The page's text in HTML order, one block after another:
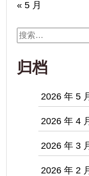
« 5 月
搜
索：
归档
2026 年 5
2026 年 4
2026 年 3
2026 年 2